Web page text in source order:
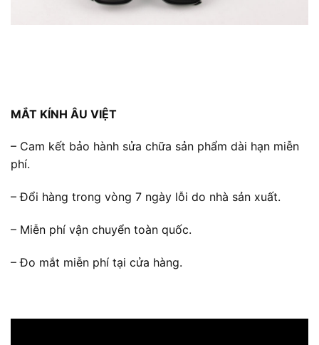
MẮT KÍNH ÂU VIỆT
– Cam kết bảo hành sửa chữa sản phẩm dài hạn miễn
phí.
– Đổi hàng trong vòng 7 ngày lỗi do nhà sản xuất.
– Miễn phí vận chuyển toàn quốc.
– Đo mắt miễn phí tại cửa hàng.